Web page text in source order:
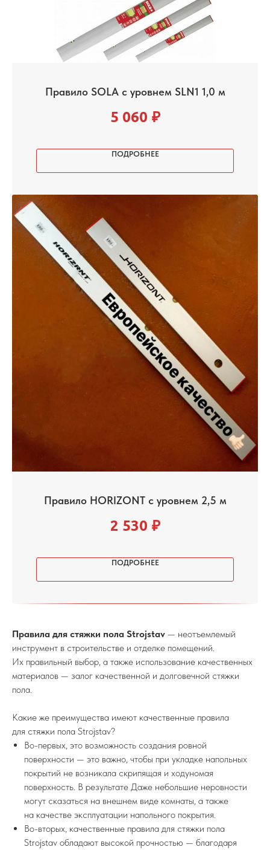
Правило SOLA с уровнем SLN1 1,0 м
5 060 ₽
ПОДРОБНЕЕ
Правило HORIZONT с уровнем 2,5 м
2 530 ₽
ПОДРОБНЕЕ
Правила для стяжки пола Strojstav — неотъемлемый
инструмент в строительстве и отделке помещений.
Их правильный выбор, а также использование качественных
материалов — залог качественной и долговечной стяжки
пола.
Какие же преимущества имеют качественные правила
для стяжки пола Strojstav?
Во-первых, это возможность создания ровной
поверхности — это важно, чтобы при укладке напольных
покрытий не возникала скрипящая и ходуномая
поверхность. В результате Даже небольшие неровности
могут сказаться на внешнем виде комнаты, а также
на качестве эксплуатации напольного покрытия.
Во-вторых, качественные правила для стяжки пола
Strojstav обладают высокой прочностью — благодаря